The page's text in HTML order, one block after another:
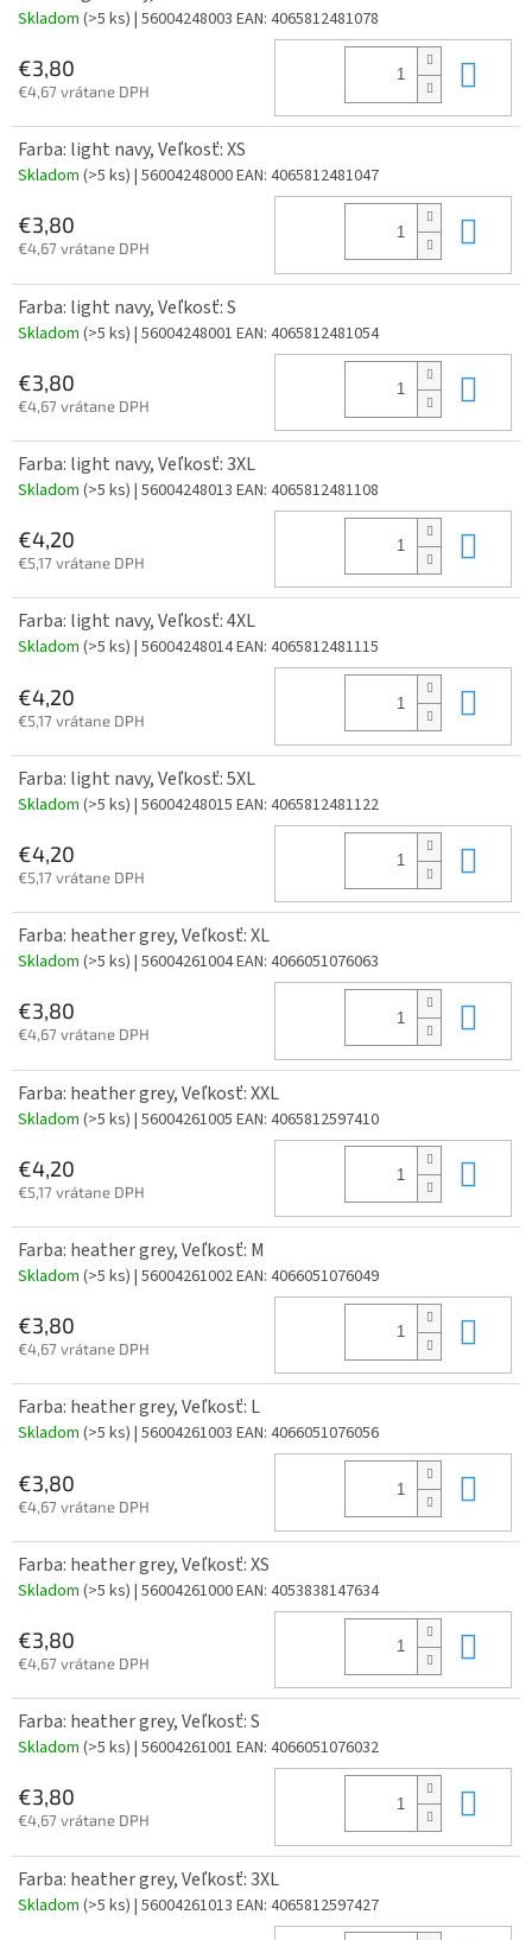
Skladom (>5 ks) | 56004248003 EAN: 4065812481078
€3,80
€4,67 vrátane DPH
Farba: light navy, Veľkosť: XS
Skladom (>5 ks) | 56004248000EAN: 4065812481047
€3,80
€4,67 vrátane DPH
Farba: light navy, Veľkosť: S
Skladom (>5 ks) | 56004248001 EAN: 4065812481054
€3,80
€4,67 vrátane DPH
Farba: light navy, Veľkosť: 3XL
Skladom (>5 ks) | 56004248013 EAN: 4065812481108
€4,20
€5,17 vrátane DPH
Farba: light navy, Veľkosť: 4XL
Skladom (>5 ks) | 56004248014EAN: 4065812481115
€4,20
€5,17 vrátane DPH
Farba: light navy, Veľkosť: 5XL
Skladom (>5 ks) | 56004248015 EAN: 4065812481122
€4,20
€5,17 vrátane DPH
Farba: heather grey, Veľkosť: XL
Skladom (>5 ks) | 56004261004EAN: 4066051076063
€3,80
€4,67 vrátane DPH
Farba: heather grey, Veľkosť: XXL
Skladom (>5 ks) | 56004261005 EAN: 4065812597410
€4,20
€5,17 vrátane DPH
Farba: heather grey, Veľkosť: M
Skladom (>5 ks) | 56004261002EAN: 4066051076049
€3,80
€4,67 vrátane DPH
Farba: heather grey, Veľkosť: L
Skladom (>5 ks) | 56004261003 EAN: 4066051076056
€3,80
€4,67 vrátane DPH
Farba: heather grey, Veľkosť: XS
Skladom (>5 ks) | 56004261000EAN: 4053838147634
€3,80
€4,67 vrátane DPH
Farba: heather grey, Veľkosť: S
Skladom (>5 ks) | 56004261001 EAN: 4066051076032
€3,80
€4,67 vrátane DPH
Farba: heather grey, Veľkosť: 3XL
Skladom (>5 ks) | 56004261013 EAN: 4065812597427